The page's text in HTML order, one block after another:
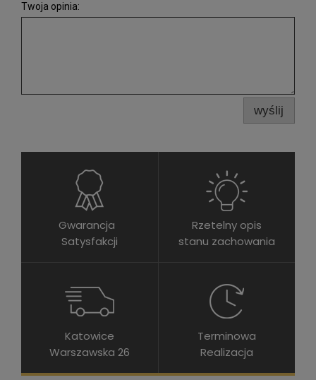
Twoja opinia:
wyślij
Gwarancja
Satysfakcji
Rzetelny opis
stanu zachowania
Katowice
Warszawska 26
Terminowa
Realizacja